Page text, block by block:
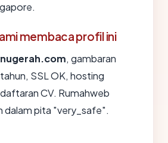
membaca profil ini
, gambaran
SSL OK, hosting
CV. Rumahweb
dalam pita "very_safe".